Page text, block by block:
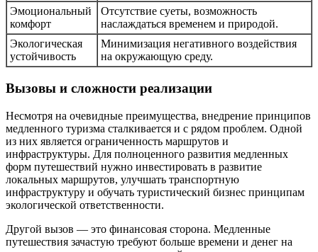
Эмоциональный
комфорт
Отсутствие суеты, возможность
наслаждаться временем и природой.
Экологическая
устойчивость
Минимизация негативного воздействия
на окружающую среду.
Вызовы и сложности реализации
Несмотря на очевидные преимущества, внедрение принципов
медленного туризма сталкивается и с рядом проблем. Одной
из них является ограниченность маршрутов и
инфраструктуры. Для полноценного развития медленных
форм путешествий нужно инвестировать в развитие
локальных маршрутов, улучшать транспортную
инфраструктуру и обучать туристический бизнес принципам
экологической ответственности.
Другой вызов — это финансовая сторона. Медленные
путешествия зачастую требуют больше времени и денег на